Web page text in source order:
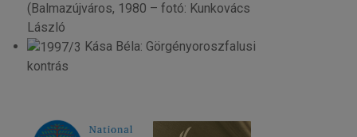
(Balmazújváros, 1980 – fotó: Kunkovács
László
Kása Béla: Görgényoroszfalusi
kontrás